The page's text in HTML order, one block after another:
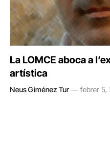
La LOMCE aboca a
artística
Neus Giménez Tur febrer 5,